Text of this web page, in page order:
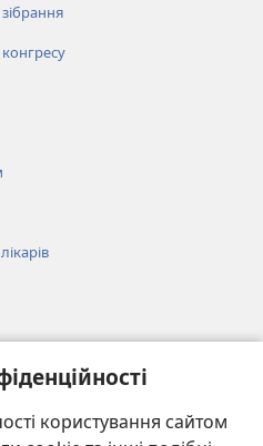
користування сайтом